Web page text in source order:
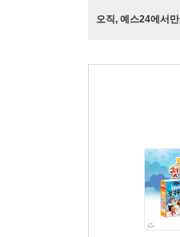
오직, 예스24에서만